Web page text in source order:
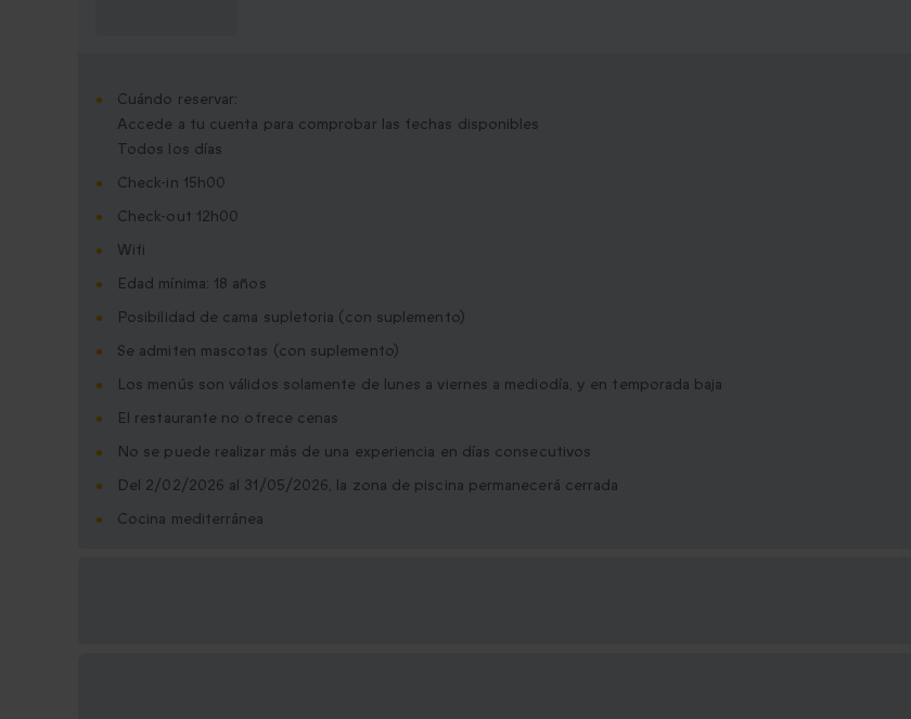
Cuándo reservar:
Accede a tu cuenta para comprobar las fechas disponibles
Todos los días
Check-in 15h00
Check-out 12h00
Wifi
Edad mínima: 18 años
Posibilidad de cama supletoria (con suplemento)
Se admiten mascotas (con suplemento)
Los menús son válidos solamente de lunes a viernes a mediodía, y en temporada baja
El restaurante no ofrece cenas
No se puede realizar más de una experiencia en días consecutivos
Del 2/02/2026 al 31/05/2026, la zona de piscina permanecerá cerrada
Cocina mediterránea